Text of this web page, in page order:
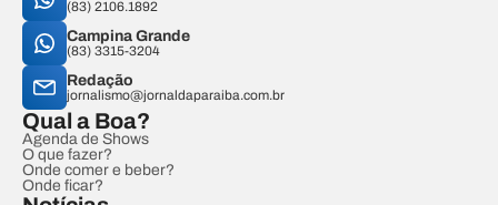
(83) 2106.1892
Campina Grande
(83) 3315-3204
Redação
jornalismo@jornaldaparaiba.com.br
Qual a Boa?
Agenda de Shows
O que fazer?
Onde comer e beber?
Onde ficar?